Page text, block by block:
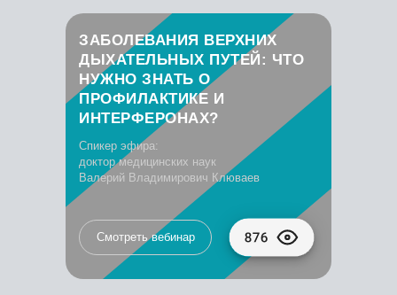
Смотреть вебинар
Спикер эфира:
доктор медицинских наук
Валерий Владимирович Клюваев
ЗАБОЛЕВАНИЯ ВЕРХНИХ
ДЫХАТЕЛЬНЫХ ПУТЕЙ: ЧТО
НУЖНО ЗНАТЬ О
ПРОФИЛАКТИКЕ И
ИНТЕРФЕРОНАХ?